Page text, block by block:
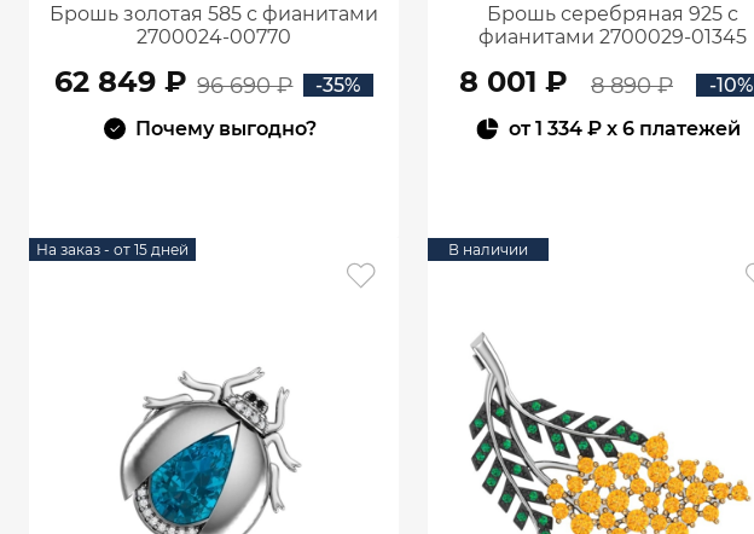
Брошь золотая 585 с фианитами
2700024-00770
62 849 ₽ 96 690 ₽
-35%
Почему выгодно?
Брошь серебряная 925 с
фианитами 2700029-01345
8 001 ₽ 8 890 ₽
-10%
от1 334 ₽x 6 платежей
На заказ - от 15 дней В наличии